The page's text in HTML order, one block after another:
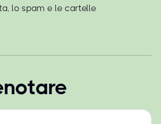
lo spam e le cartelle